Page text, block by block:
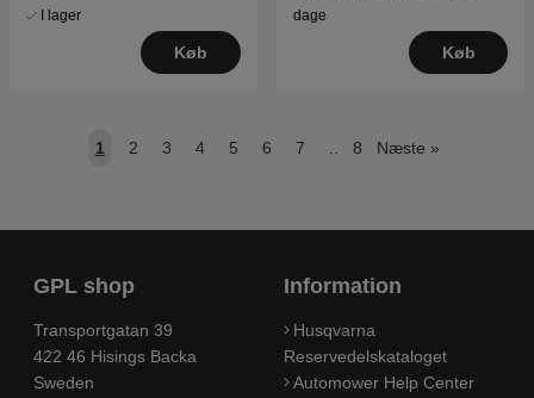
I lager
Køb
dage
Køb
1 2 3 4 5 6 7 .. 8 Næste »
GPL shop
Transportgatan 39
422 46 Hisings Backa
Sweden
Information
Husqvarna
Reservedelskataloget
Automower Help Center